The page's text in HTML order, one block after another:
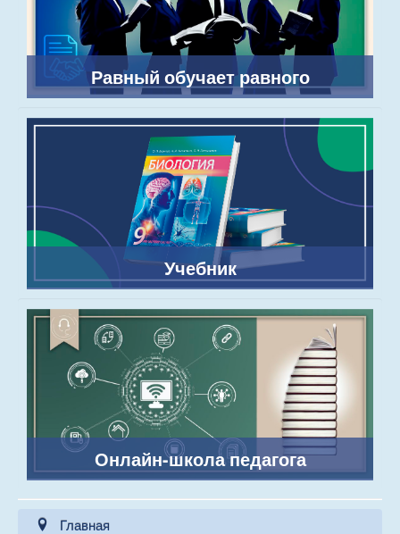
Равный обучает равного
Учебник
Онлайн-школа педагога
Главная